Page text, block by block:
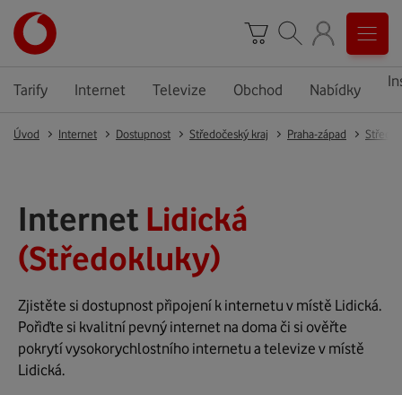
Tarify Internet Televize Obchod Nabídky
Úvod Internet Dostupnost Středočeský kraj Praha-západ
Internet Lidická
(Středokluky)
Zjistěte si dostupnost připojení k internetu v místě Lidická.
Pořiďte si kvalitní pevný internet na doma či si ověřte
pokrytí vysokorychlostního internetu a televize v místě
Lidická.